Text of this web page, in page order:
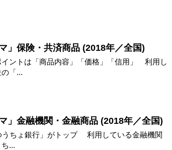
」保険・共済商品 (2018年／全国)
イントは「商品内容」「価格」「信用」 利用し
「...
」金融機関・金融商品 (2018年／全国)
うちょ銀行」がトップ 利用している金融機関
...